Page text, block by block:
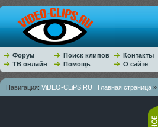
Форум Поиск клипов
Контакты
ТВ онлайн
Помощь О сайте
Навигация: ViDEO-CLiPS.RU | Главная страница »